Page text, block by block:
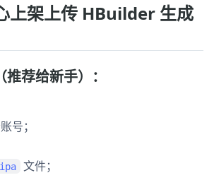
上架上传 HBuilder 生成
荐给新手）：
号；
文件；